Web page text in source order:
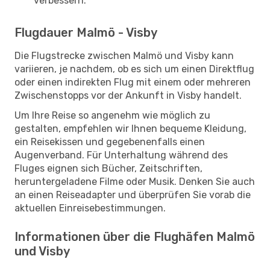
Flugdauer Malmö - Visby
Die Flugstrecke zwischen Malmö und Visby kann
variieren, je nachdem, ob es sich um einen Direktflug
oder einen indirekten Flug mit einem oder mehreren
Zwischenstopps vor der Ankunft in Visby handelt.
Um Ihre Reise so angenehm wie möglich zu
gestalten, empfehlen wir Ihnen bequeme Kleidung,
ein Reisekissen und gegebenenfalls einen
Augenverband. Für Unterhaltung während des
Fluges eignen sich Bücher, Zeitschriften,
heruntergeladene Filme oder Musik. Denken Sie auch
an einen Reiseadapter und überprüfen Sie vorab die
aktuellen Einreisebestimmungen.
Informationen über die Flughäfen Malmö
und Visby